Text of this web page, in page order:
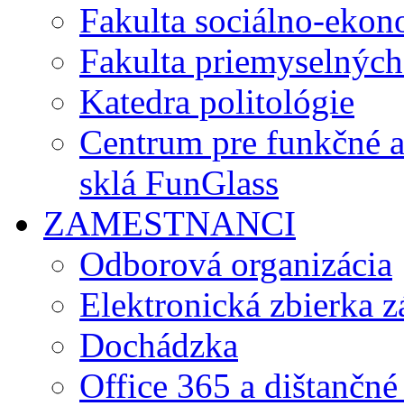
Fakulta sociálno-
Fakulta
Katedra politológie
Centrum pre funkčné
sklá FunGlass
ZAMESTNANCI
Odborová organizácia
Elektronická zbierka
Dochádzka
Office 365 a